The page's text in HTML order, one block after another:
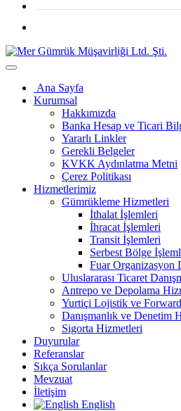
Ana Sayfa
Kurumsal
Hakkımızda
Banka Hesap ve Ticari
Yararlı Linkler
Gerekli Belgeler
KVKK Aydınlatma Metni
Çerez Politikası
Hizmetlerimiz
Gümrükleme Hizmetleri
İthalat İşlemleri
İhracat İşlemleri
Transit İşlemleri
Serbest Bölge
Fuar Organizasyon
Uluslararası Ticaret
Antrepo ve Depolama
Yurtiçi Lojistik ve
Danışmanlık ve Denetim
Sigorta Hizmetleri
Duyurular
Referanslar
Sıkça Sorulanlar
Mevzuat
İletişim
English